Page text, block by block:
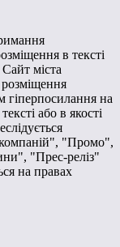
в тексті
міста
гіперпосилання на
або в якості
"Промо",
"Прес-реліз"
на правах